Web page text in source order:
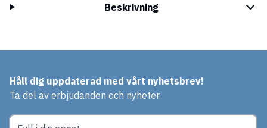
Beskrivning
Håll dig uppdaterad med vårt nyhetsbrev!
Ta del av erbjudanden och nyheter.